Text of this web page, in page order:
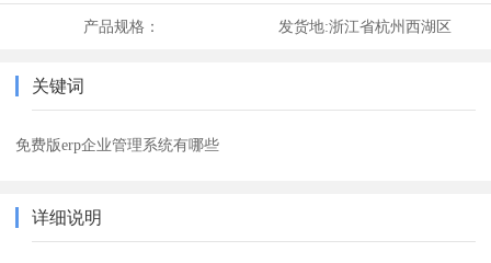
产品规格： 发货地:浙江省杭州西湖区
关键词
免费版erp企业管理系统有哪些
详细说明